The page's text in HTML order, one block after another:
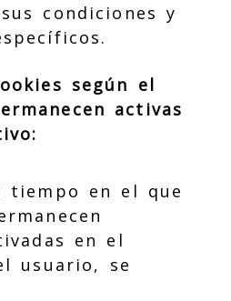
condiciones y
según el
activas
tiempo en el que
en el
usuario, se